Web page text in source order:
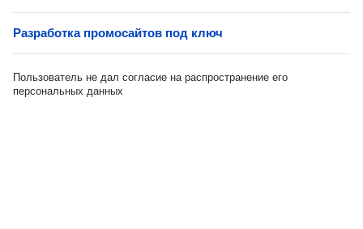
Разработка промосайтов под ключ
Пользователь не дал согласие на распространение его
персональных данных